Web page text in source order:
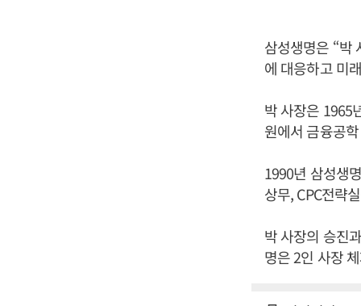
삼성생명은 “박
에 대응하고 미
박 사장은 1965
원에서 금융공
1990년 삼성생
상무, CPC전략
박 사장의 승진
명은 2인 사장